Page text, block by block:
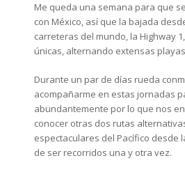
Me queda una semana para que
con México, así que la bajada
carreteras del mundo, la Highway
únicas, alternando extensas
Durante un par de días rueda
acompañarme en estas jornadas
abundantemente por lo que nos
conocer otras dos rutas
espectaculares del Pacífico desde
de ser recorridos una y otra vez.